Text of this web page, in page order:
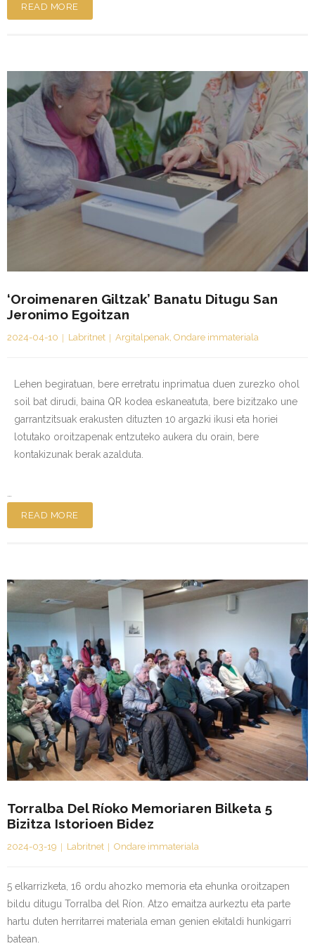
READ MORE
‘Oroimenaren Giltzak’ Banatu Ditugu San
Jeronimo Egoitzan
2024-04-10 Labritnet Argitalpenak, Ondare immateriala
Lehen begiratuan, bere erretratu inprimatua duen zurezko ohol
soil bat dirudi, baina QR kodea eskaneatuta, bere bizitzako une
garrantzitsuak erakusten dituzten 10 argazki ikusi eta horiei
lotutako oroitzapenak entzuteko aukera du orain, bere
kontakizunak berak azalduta.
…
READ MORE
Torralba Del Ríoko Memoriaren Bilketa 5
Bizitza Istorioen Bidez
2024-03-19 Labritnet Ondare immateriala
5 elkarrizketa, 16 ordu ahozko memoria eta ehunka oroitzapen
bildu ditugu Torralba del Ríon. Atzo emaitza aurkeztu eta parte
hartu duten herritarrei materiala eman genien ekitaldi hunkigarri
batean.